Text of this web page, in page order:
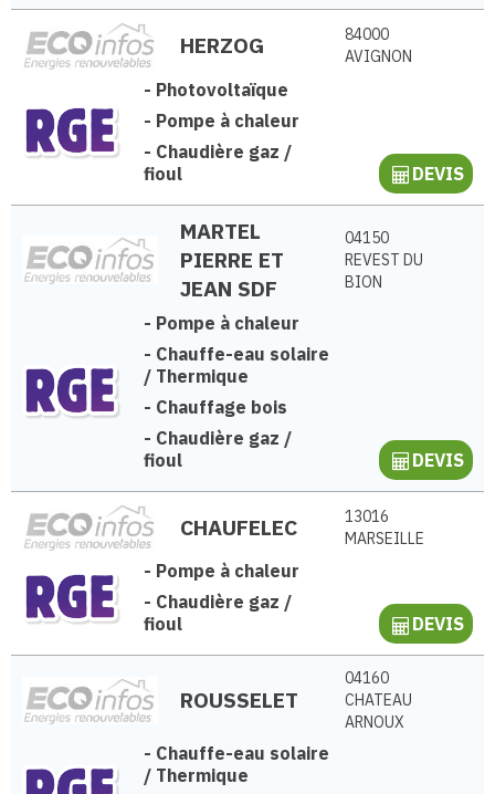
HERZOG
84000
AVIGNON
- Photovoltaïque
- Pompe à chaleur
- Chaudière gaz /
fioul
DEVIS
MARTEL
PIERRE ET
JEAN SDF
04150
REVEST DU
BION
- Pompe à chaleur
- Chauffe-eau solaire
/ Thermique
- Chauffage bois
- Chaudière gaz /
fioul
DEVIS
CHAUFELEC
13016
MARSEILLE
- Pompe à chaleur
- Chaudière gaz /
fioul
DEVIS
ROUSSELET
04160
CHATEAU
ARNOUX
- Chauffe-eau solaire
/ Thermique